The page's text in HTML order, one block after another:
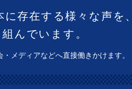
存在する様々な声を、
んでいます。
メディアなどへ直接働きかけます。